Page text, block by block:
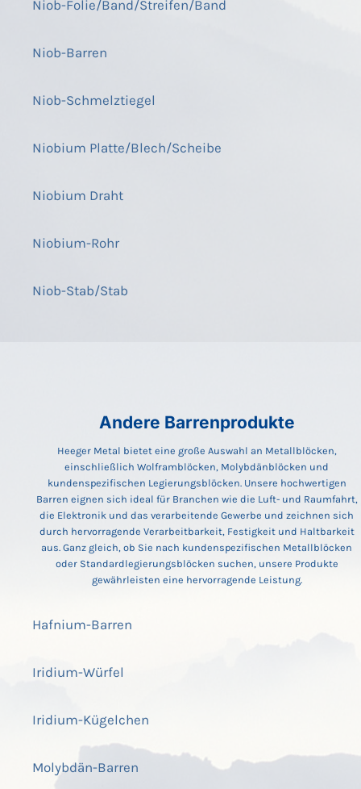
Niob-Folie/Band/Streifen/Band
Niob-Barren
Niob-Schmelztiegel
Niobium Platte/Blech/Scheibe
Niobium Draht
Niobium-Rohr
Niob-Stab/Stab
Andere Barrenprodukte
Heeger Metal bietet eine große Auswahl an Metallblöcken,
einschließlich Wolframblöcken, Molybdänblöcken und
kundenspezifischen Legierungsblöcken. Unsere hochwertigen
Barren eignen sich ideal für Branchen wie die Luft- und Raumfahrt,
die Elektronik und das verarbeitende Gewerbe und zeichnen sich
durch hervorragende Verarbeitbarkeit, Festigkeit und Haltbarkeit
aus. Ganz gleich, ob Sie nach kundenspezifischen Metallblöcken
oder Standardlegierungsblöcken suchen, unsere Produkte
gewährleisten eine hervorragende Leistung.
Hafnium-Barren
Iridium-Würfel
Iridium-Kügelchen
Molybdän-Barren